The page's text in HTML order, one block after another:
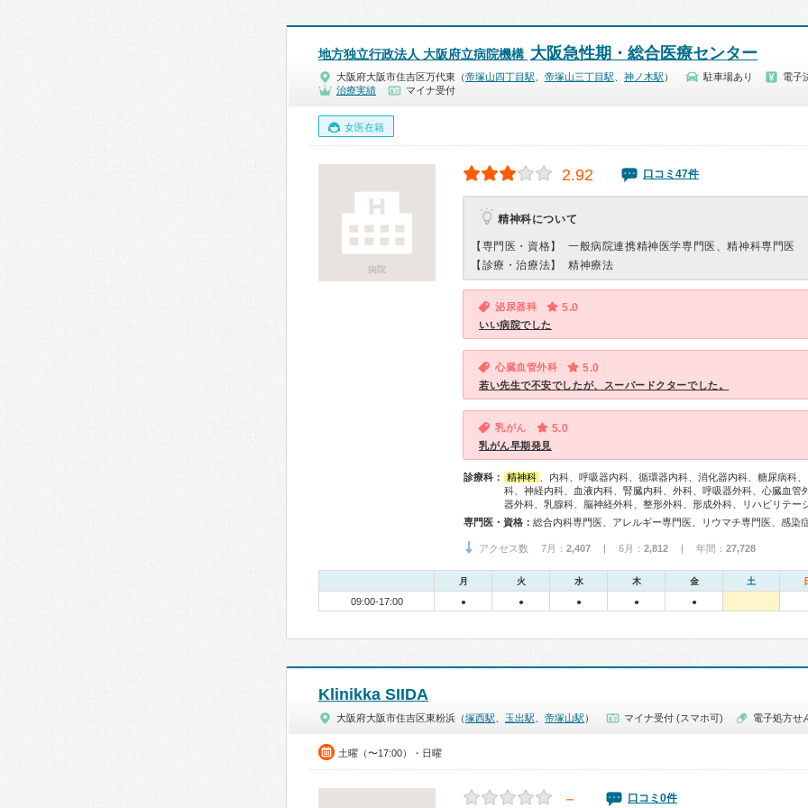
地方独立行政法人 大阪府立病院機構 大阪急性期・総合医療センター
大阪府大阪市住吉区万代東（帝塚山四丁目駅 帝塚山三丁目駅 神ノ木駅 ） 駐車場あり
電子
治療実績
マイナ受付
女医在籍
病院
2.92 口コミ47件
精神科について
【専門医・資格】
一般病院連携精神医学専門医、精神科専門医
【診療・治療法】
精神療法
泌尿器科 5.0
いい病院でした
心臓血管外科 5.0
若い先生で不安でしたが、スーパードクターでした。
乳がん 5.0
乳がん早期発見
診療科： 精神科
、内科、呼吸器内科、循環器内科、消化器内科、糖尿病科
科、神経内科、血液内科、腎臓内科、外科、呼吸器外科、心臓血管
器外科、乳腺科、脳神経外科、整形外科、形成外科、リハビリテー
専門医・資格：
アクセス数 7月： 2,407 | 6月： 2,812 | 年間： 27,728
月 火 水 木 金 土
09:00-17:00 ● ● ● ● ●
Klinikka SIIDA
大阪府大阪市住吉区東粉浜（塚西駅 玉出駅 帝塚山駅 ） マイナ受付 (スマホ可) 電子処方せ
土曜（〜17:00）・日曜
－ 口コミ0件